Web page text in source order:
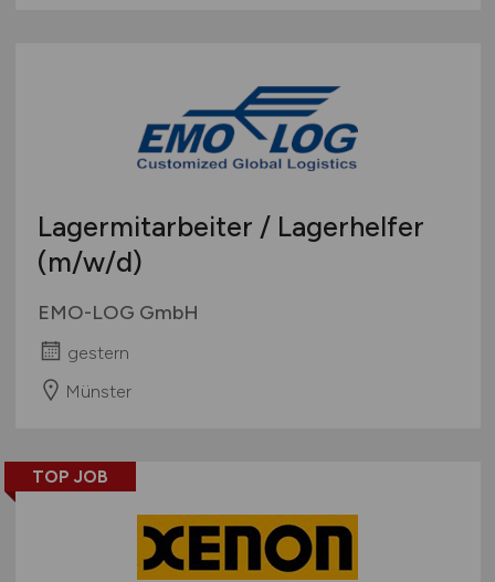
Lagermitarbeiter / Lagerhelfer
(m/w/d)
EMO-LOG GmbH
gestern
Münster
TOP JOB